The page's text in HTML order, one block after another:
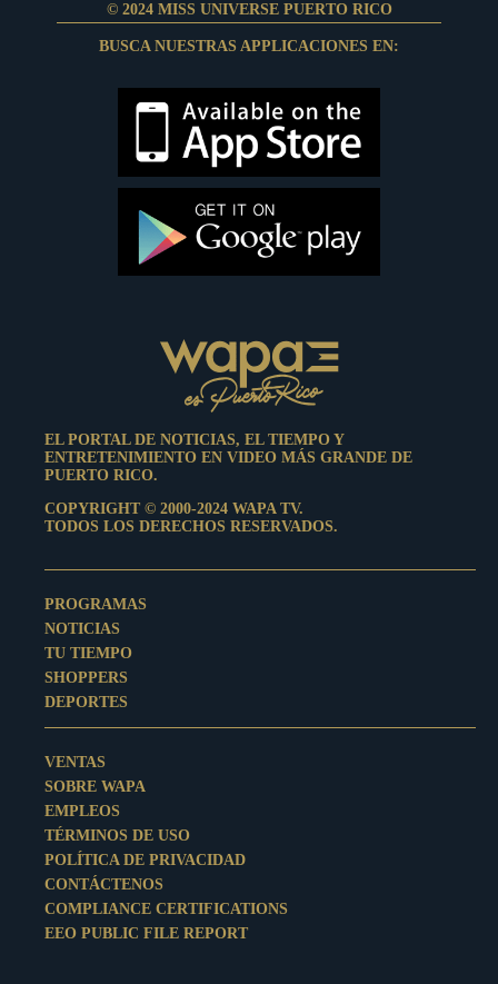
© 2024 MISS UNIVERSE PUERTO RICO
BUSCA NUESTRAS APPLICACIONES EN:
EL PORTAL DE NOTICIAS, EL TIEMPO Y
ENTRETENIMIENTO EN VIDEO MÁS GRANDE DE
PUERTO RICO.
COPYRIGHT © 2000-2024 WAPA TV.
TODOS LOS DERECHOS RESERVADOS.
PROGRAMAS
NOTICIAS
TU TIEMPO
SHOPPERS
DEPORTES
VENTAS
SOBRE WAPA
EMPLEOS
TÉRMINOS DE USO
POLÍTICA DE PRIVACIDAD
CONTÁCTENOS
COMPLIANCE CERTIFICATIONS
EEO PUBLIC FILE REPORT